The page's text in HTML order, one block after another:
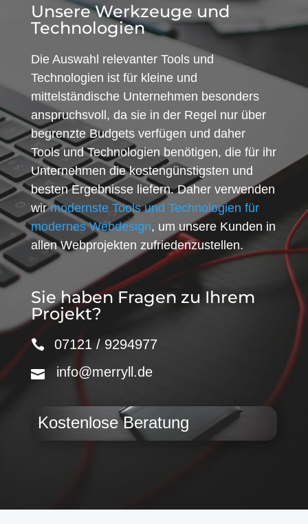
Unsere Werkzeuge und
Technologien
Die Auswahl relevanter Tools und
Technologien ist für kleine und
mittelständische Unternehmen besonders
anspruchsvoll, da sie in der Regel nur über
begrenzte Budgets verfügen und daher
Tools und Technologien benötigen, die für ihr
Unternehmen die kostengünstigsten und
besten Ergebnisse liefern. Daher verwenden
wirmodernste Tools und Technologien für
modernes Webdesign, um unsere Kunden in
allen Webprojekten zufriedenzustellen.
Sie haben Fragen zu Ihrem
Projekt?
07121 / 9294977
info@merryll.de
Kostenlose Beratung